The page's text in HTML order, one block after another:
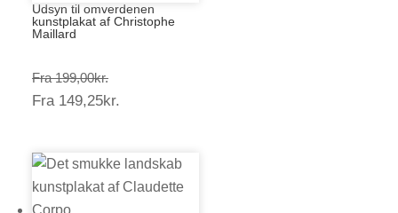
Udsyn til omverdenen
kunstplakat af Christophe
Maillard
Fra 199,00kr.Prisinterval:
199,00kr.
Fra 149,25kr.